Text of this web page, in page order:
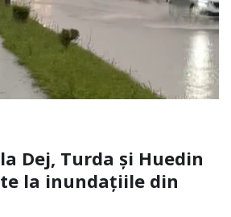
Dej, Turda și Huedin
la inundațiile din